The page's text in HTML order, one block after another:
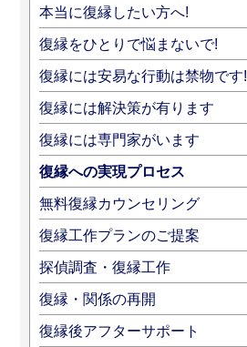
本当に復縁したい方へ!
復縁をひとりで悩まないで!
復縁には安易な行動は禁物です!
復縁には解決策が有ります
復縁には専門家がいます
復縁への実現プロセス
無料復縁カウンセリング
復縁工作プランのご提案
探偵調査・復縁工作
復縁・関係の再開
復縁後アフターサポート